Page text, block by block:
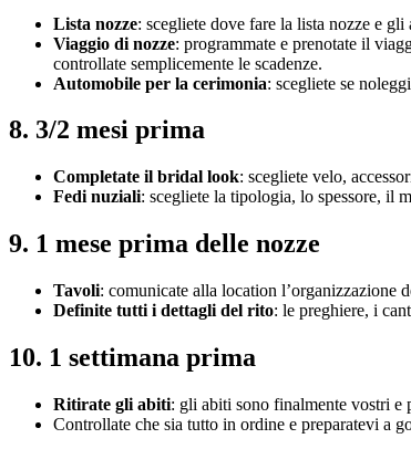
Lista nozze: scegliete dove fare la lista nozze e
Viaggio di nozze: programmate e prenotate il
controllate semplicemente le scadenze.
Automobile per la cerimonia: scegliete se
8. 3/2 mesi prima
Completate il bridal look: scegliete velo,
Fedi nuziali: scegliete la tipologia, lo spessore, il
9. 1 mese prima delle nozze
Tavoli: comunicate alla location l’organizzazione
Definite tutti i dettagli del rito: le preghiere, i
10. 1 settimana prima
Ritirate gli abiti: gli abiti sono finalmente vostri e
Controllate che sia tutto in ordine e preparatevi a